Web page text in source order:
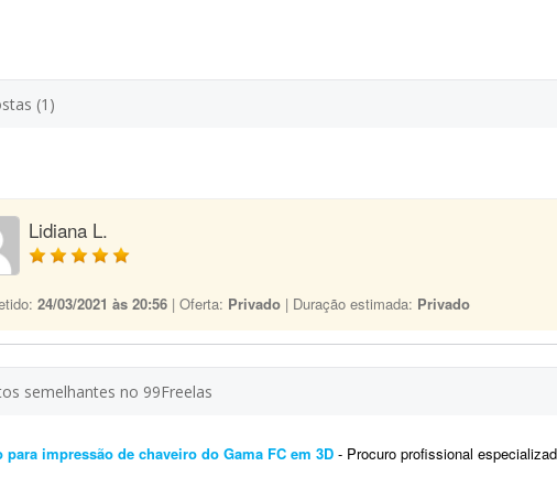
(1)
Lidiana L.
24/03/2021 às 20:56 | Oferta: Privado | Duração estimada: Privado
semelhantes no 99Freelas
para impressão de chaveiro do Gama FC em 3D - Procuro profissional especializado em modelagem 3D para